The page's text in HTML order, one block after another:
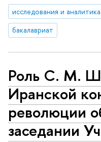
исследования и аналитика
бакалавриат
Роль С. М.
Иранской
революции
заседании